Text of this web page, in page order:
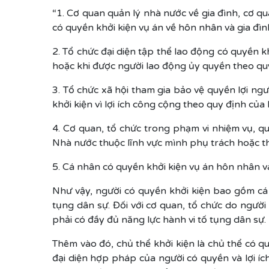
“1. Cơ quan quản lý nhà nước về gia đình, cơ
có quyền khởi kiện vụ án về hôn nhân và gia
2. Tổ chức đại diện tập thể lao động có
hoặc khi được người lao động ủy quyền theo
3. Tổ chức xã hội tham gia bảo vệ quyền lợi
khởi kiện vì lợi ích công cộng theo quy định
4. Cơ quan, tổ chức trong phạm vi nhiệm vụ,
Nhà nước thuộc lĩnh vực mình phụ trách hoặc
5. Cá nhân có quyền khởi kiện vụ án hôn nhân
Như vậy, người có quyền khởi kiện bao gồm
tụng dân sự. Đối với cơ quan, tổ chức do
phải có đầy đủ năng lực hành vi tố tụng dân sự.
Thêm vào đó, chủ thể khởi kiện là chủ thể có
đại diện hợp pháp của người có quyền và lợi